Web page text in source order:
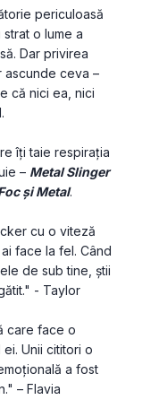
periculoasă
o lume a
Dar privirea
ascunde ceva –
că nici ea, nici
îți taie respirația
– Metal Slinger
și Metal.
cu o viteză
face la fel. Când
de sub tine, știi
- Taylor
care face o
Unii cititori o
a fost
– Flavia